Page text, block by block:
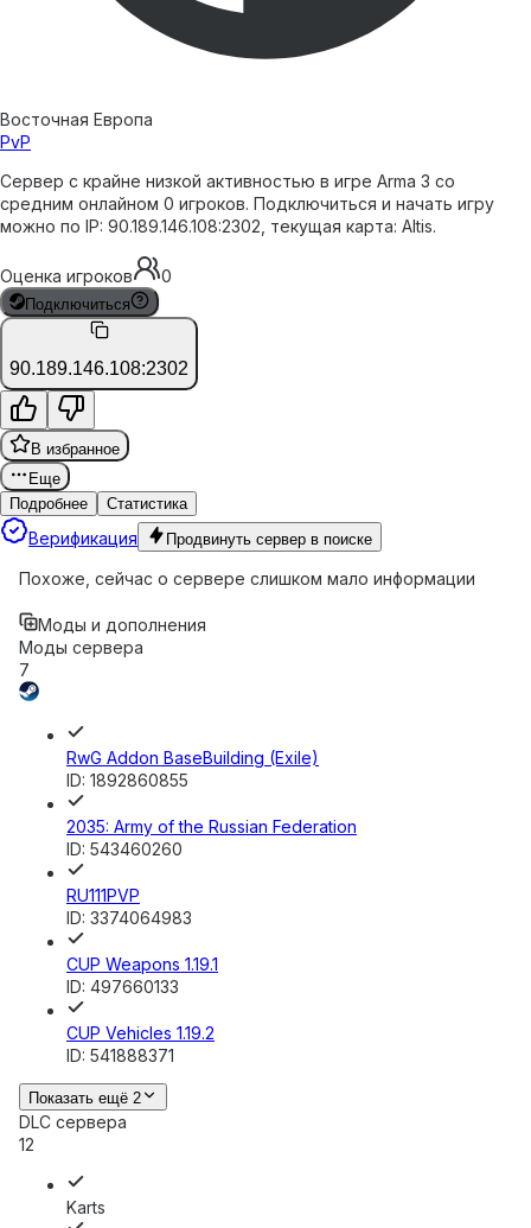
Восточная Европа
PvP
Сервер с крайне низкой активностью в игре Arma 3 со
средним онлайном 0 игроков. Подключиться и начать игру
можно по IP: 90.189.146.108:2302, текущая карта: Altis.
Оценка игроков 0
Подключиться
90.189.146.108:2302
В избранное
Еще
Подробнее
Статистика
Верификация Продвинуть сервер в поиске
Похоже, сейчас о сервере слишком мало информации
Моды и дополнения
Моды сервера
7
RwG Addon BaseBuilding (Exile)
ID: 1892860855
2035: Army of the Russian Federation
ID: 543460260
RU111PVP
ID: 3374064983
CUP Weapons 1.19.1
ID: 497660133
CUP Vehicles 1.19.2
ID: 541888371
Показать ещё 2
DLC сервера
12
Karts